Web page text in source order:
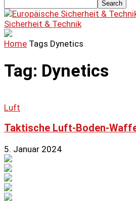
Sicherheit & Technik
Home Tags Dynetics
Tag: Dynetics
Luft
Taktische Luft-Boden-
5. Januar 2024